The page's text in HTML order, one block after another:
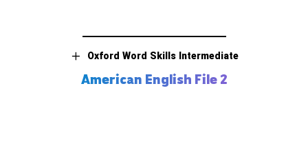
Oxford Word Skills Intermediate
American English File 2